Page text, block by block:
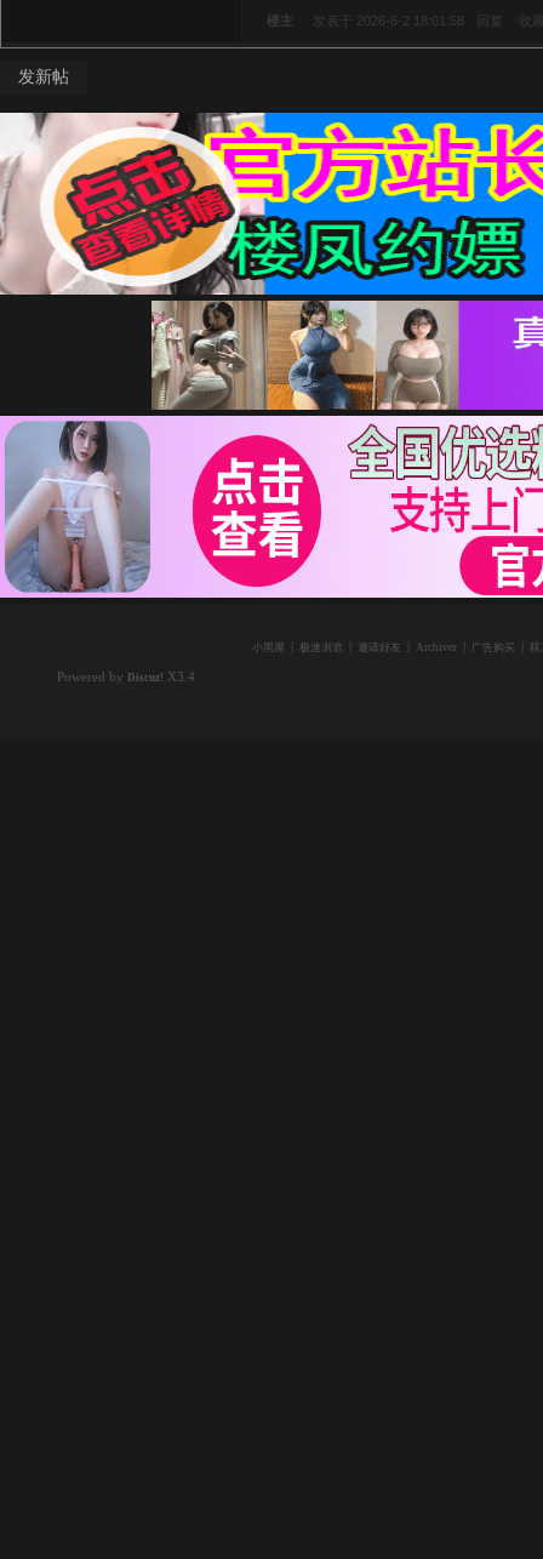
楼主 发表于 2026-6-2 18:01:58 回复 收
发新帖
小黑屋 极速浏览 邀请好友 Archiver 广告购买
Powered by Discuz! X3.4